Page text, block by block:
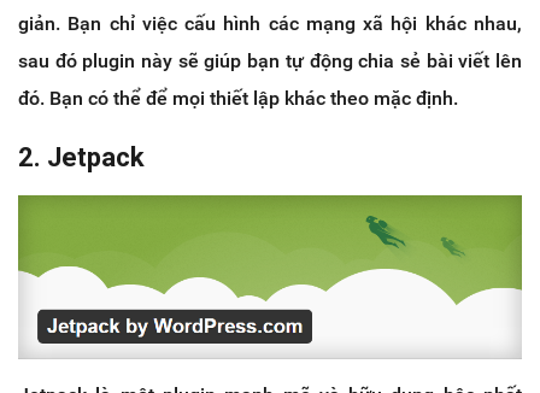
giản. Bạn chỉ việc cấu hình các mạng xã hội khác nhau,
sau đó plugin này sẽ giúp bạn tự động chia sẻ bài viết lên
đó. Bạn có thể để mọi thiết lập khác theo mặc định.
2. Jetpack